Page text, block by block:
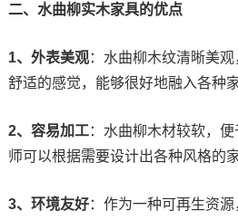
二、水曲柳实木家具的优点
1、外表美观：水曲柳木纹清晰美
舒适的感觉，能够很好地融入各种
2、容易加工：水曲柳木材较软，
师可以根据需要设计出各种风格的家
3、环境友好：作为一种可再生资